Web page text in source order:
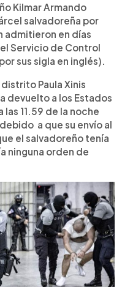
Kilmar Armando
salvadoreña por
admitieron en días
Servicio de Control
sus sigla en inglés).
Paula Xinis
devuelto a los Estados
las 11.59 de la noche
a que su envío al
el salvadoreño tenía
ninguna orden de